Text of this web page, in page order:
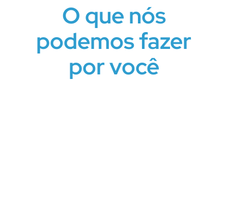
O que nós
podemos fazer
por você